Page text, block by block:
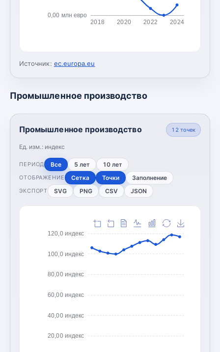
0,00 млн евро
2018 2020 2022 2024
Источник: ec.europa.eu
Промышленное производство
Промышленное производство
Ед. изм.: индекс
12 точек
ПЕРИОД Все 5 лет 10 лет
ОТОБРАЖЕНИЕ Сетка Точки Заполнение
ЭКСПОРТ SVG PNG CSV JSON
20,00 индекс
40,00 индекс
60,00 индекс
80,00 индекс
100,0 индекс
120,0 индекс